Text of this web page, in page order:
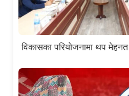
विकासका परियोजनामा थप मेहनत